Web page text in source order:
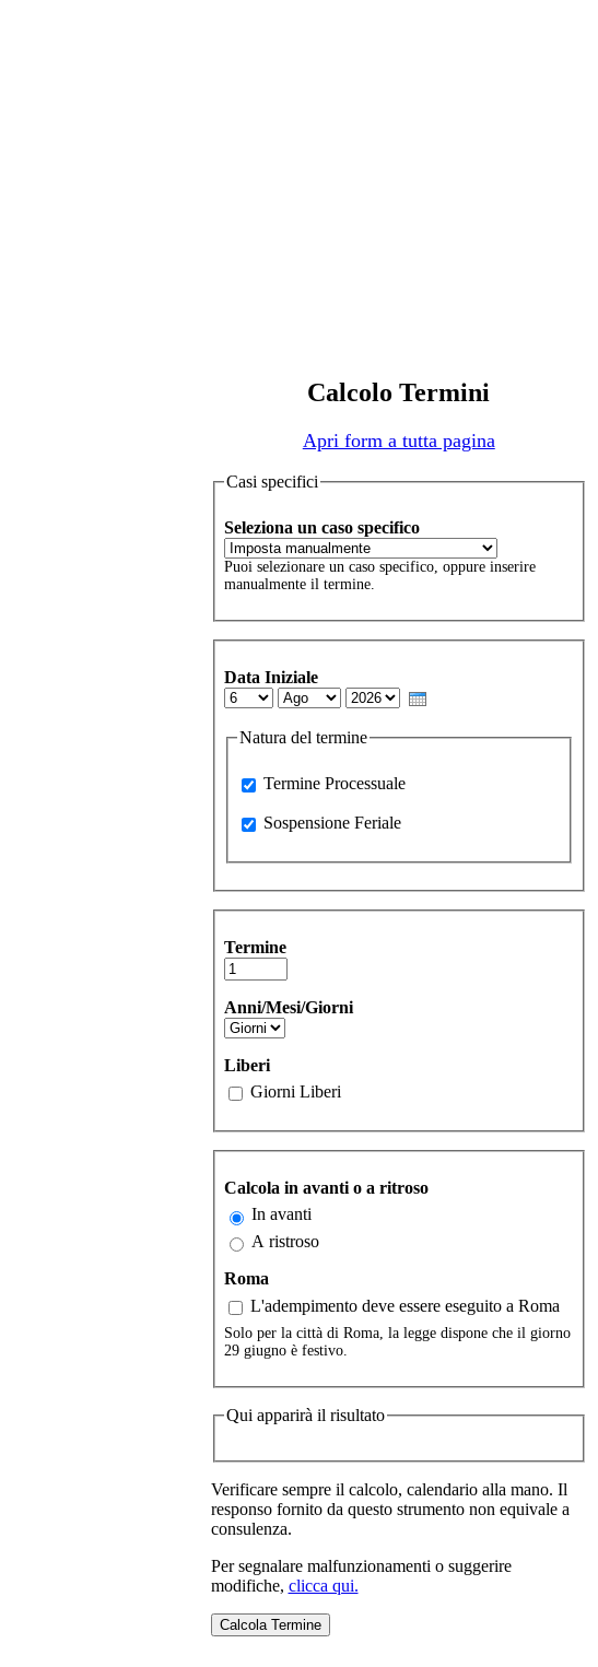
Calcolo Termini
Apri form a tutta pagina
Casi specifici
Seleziona un caso specifico
Puoi selezionare un caso specifico, oppure inserire
manualmente il termine.
Data Iniziale
Day
Month Year
Natura del termine
Processuale
Termine Processuale
Sospensione Feriale
Sospensione Feriale
Termine
Anni/Mesi/Giorni
Liberi
Giorni Liberi
Calcola in avanti o a ritroso
In avanti
A ristroso
Roma
L'adempimento deve essere eseguito a Roma
Solo per la città di Roma, la legge dispone che il giorno
29 giugno è festivo.
Qui apparirà il risultato
Verificare sempre il calcolo, calendario alla mano. Il
responso fornito da questo strumento non equivale a
consulenza.
Per segnalare malfunzionamenti o suggerire
modifiche, clicca qui.